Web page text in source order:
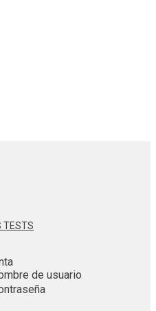
TESTS
de usuario